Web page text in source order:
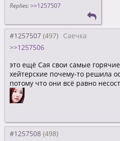
Replies: >>1257507
#1257507 Саечка
>>1257506
это ещё Сая свои самые
хейтерские почему-то решила
потому что они всё равно
#1257508